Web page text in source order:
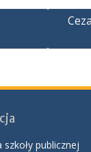
szkoły publicznej